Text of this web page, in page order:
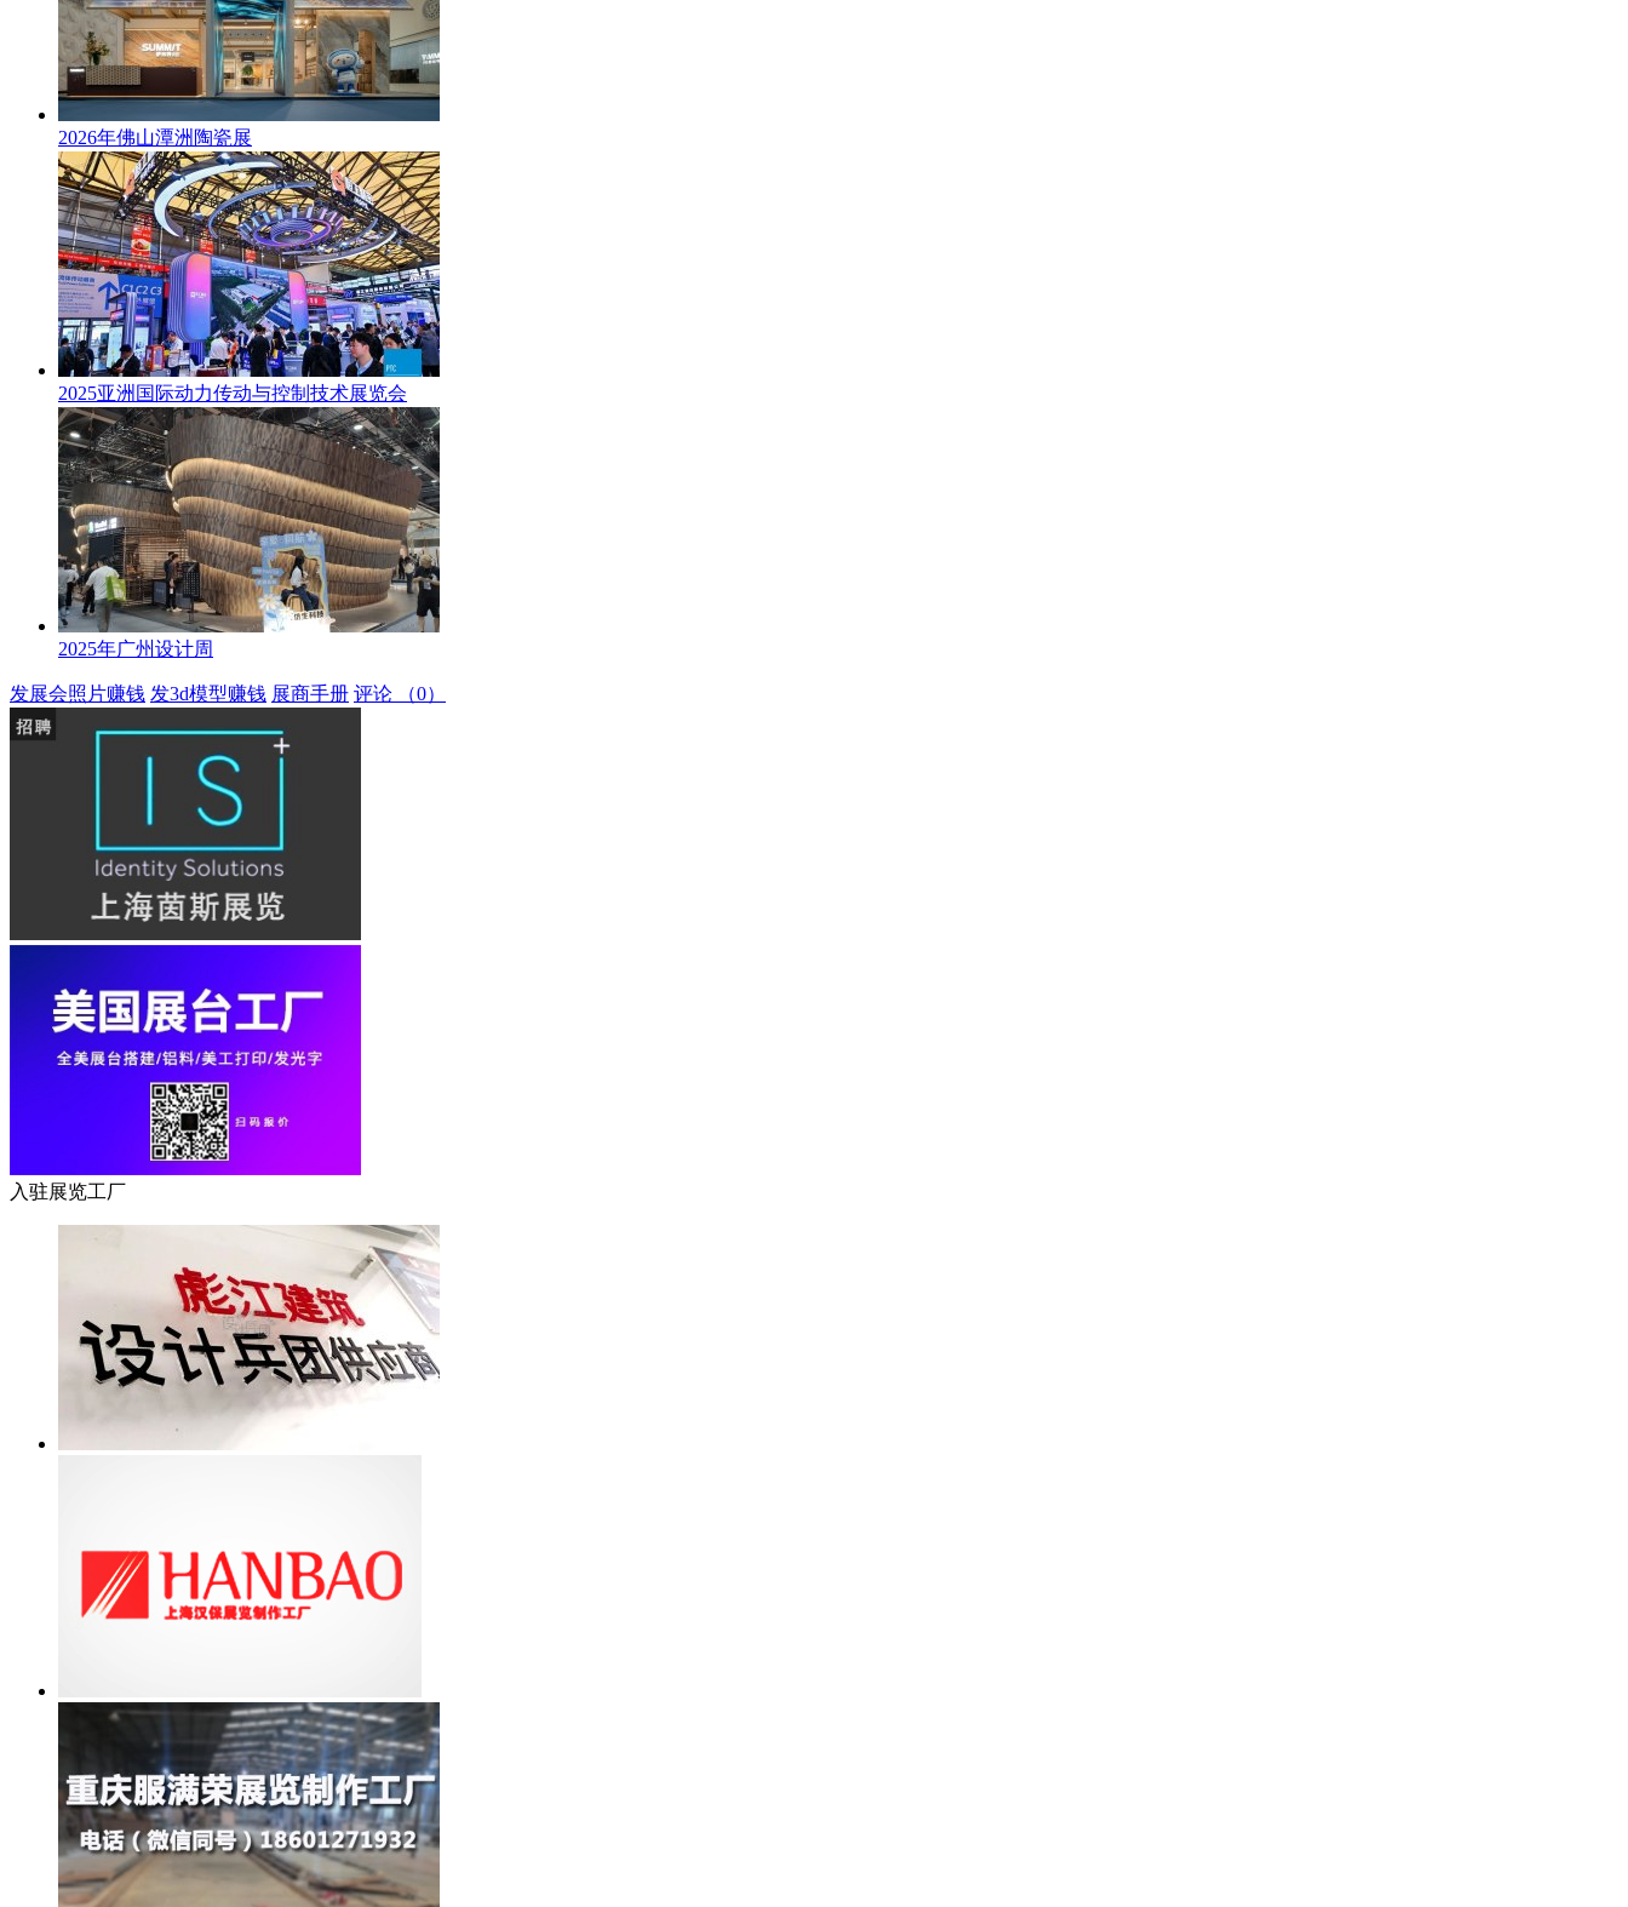
2026年佛山潭洲陶瓷展
2025亚洲国际动力传动与控制技术展览会
2025年广州设计周
发展会照片赚钱 发3d模型赚钱 展商手册 评论 （0）
入驻展览工厂